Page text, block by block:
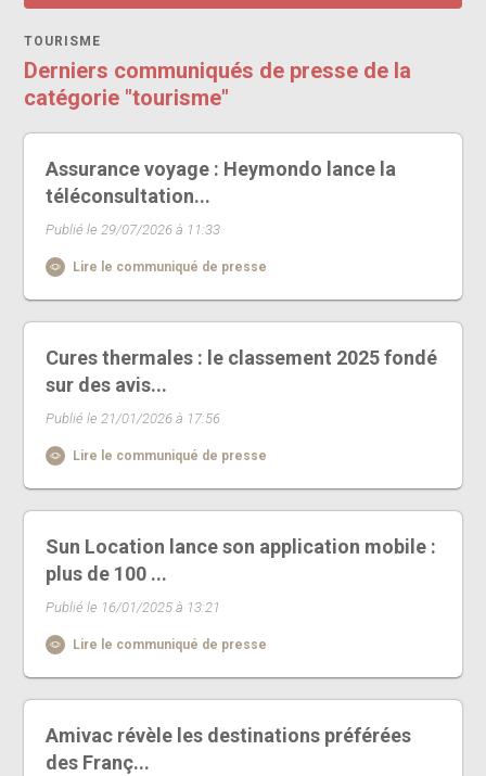
TOURISME
Derniers communiqués de presse de la
catégorie "tourisme"
Assurance voyage : Heymondo lance la
téléconsultation...
Publié le 29/07/2026 à 11:33
Lire le communiqué de presse
Cures thermales : le classement 2025 fondé
sur des avis...
Publié le 21/01/2026 à 17:56
Lire le communiqué de presse
Sun Location lance son application mobile :
plus de 100 ...
Publié le 16/01/2025 à 13:21
Lire le communiqué de presse
Amivac révèle les destinations préférées
des Franç...